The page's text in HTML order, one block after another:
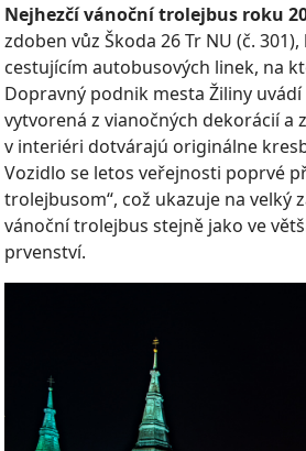
Nejhezčí vánoční trolejbus roku
zdoben vůz Škoda 26 Tr NU (č.
cestujícím autobusových linek, na
Dopravný podnik mesta Žiliny
vytvorená z vianočných dekorácií
v interiéri dotvárajú originálne
Vozidlo se letos veřejnosti poprvé
trolejbusom“, což ukazuje na velký
vánoční trolejbus stejně jako ve
prvenství.